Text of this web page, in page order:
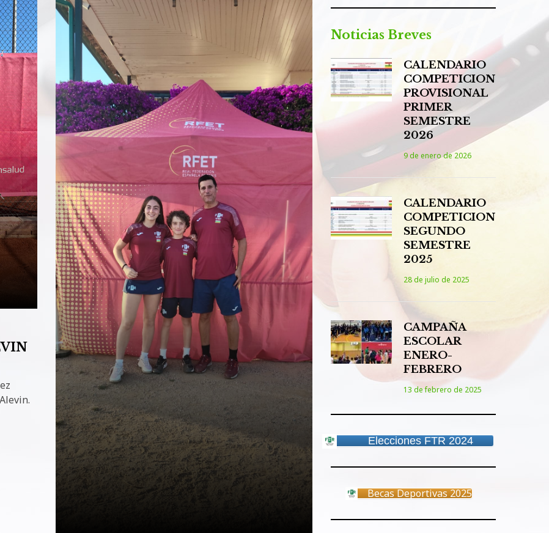
Noticias Breves
CALENDARIO
COMPETICION
PROVISIONAL
PRIMER
SEMESTRE
2026
9 de enero de 2026
CALENDARIO
COMPETICION
SEGUNDO
SEMESTRE
2025
28 de julio de 2025
CAMPAÑA
ESCOLAR
ENERO-
FEBRERO
13 de febrero de 2025
Elecciones FTR 2024
Becas Deportivas 2025